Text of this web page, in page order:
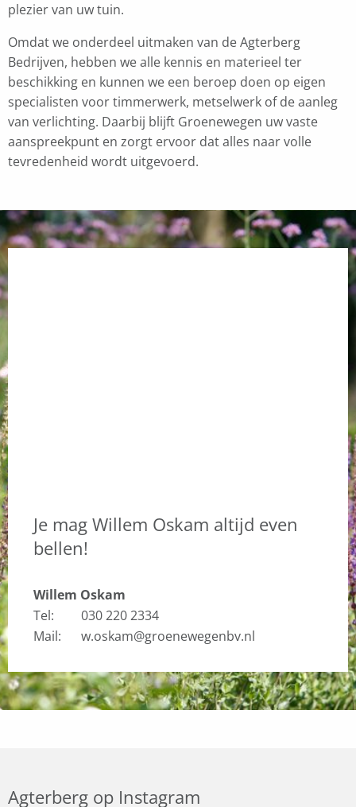
plezier van uw tuin.
Omdat we onderdeel uitmaken van de Agterberg
Bedrijven, hebben we alle kennis en materieel ter
beschikking en kunnen we een beroep doen op eigen
specialisten voor timmerwerk, metselwerk of de aanleg
van verlichting. Daarbij blijft Groenewegen uw vaste
aanspreekpunt en zorgt ervoor dat alles naar volle
tevredenheid wordt uitgevoerd.
Je mag Willem Oskam altijd even
bellen!
Willem Oskam
Tel:
030 220 2334
Mail:
w.oskam@groenewegenbv.nl
Agterberg op Instagram